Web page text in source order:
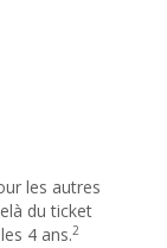
les autres
du ticket
4 ans.2